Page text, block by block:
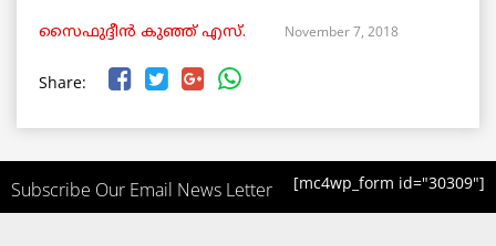
സൈഫുദ്ദീൻ കുഞ്ഞ് എസ്. November 7, 2018
Share:
Subscribe Our Email News Letter [mc4wp_form id="30309"]